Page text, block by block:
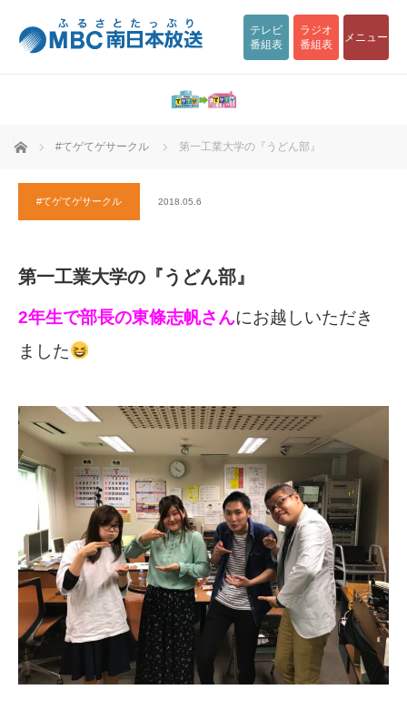
テレビ
番組表
ラジオ
番組表
メニュー
ホーム #てゲてゲサークル 第一工業大学の『うどん部』
#てゲてゲサークル 2018.05.6
第一工業大学の『うどん部』
2年生で部長の東條志帆さんにお越しいただき
ました